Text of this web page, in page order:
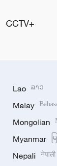
CCTV+
Lao ລາວ
Malay
Mongolian
Myanmar
Nepali नेपाली